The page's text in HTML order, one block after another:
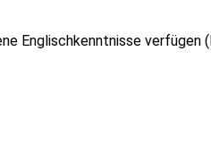
Englischkenntnisse verfügen